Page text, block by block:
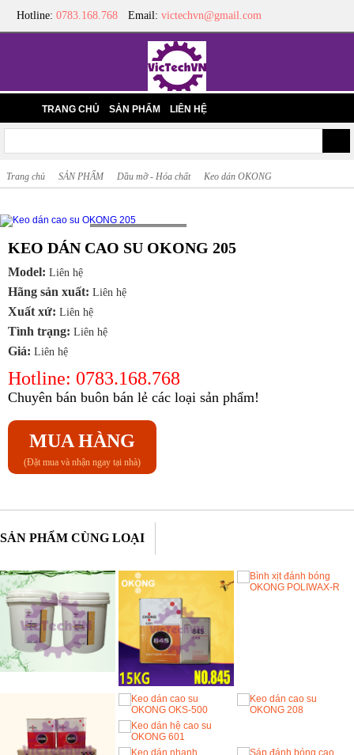
Hotline: 0783.168.768 Email: victechvn@gmail.com
TRANG CHỦ SẢN PHẨM LIÊN HỆ
Trang chủ SẢN PHẨM Dầu mỡ - Hóa chất Keo dán OKONG
KEO DÁN CAO SU OKONG 205
Model: Liên hệ
Hãng sản xuất: Liên hệ
Xuất xứ: Liên hệ
Tình trạng: Liên hệ
Giá: Liên hệ
Hotline: 0783.168.768
Chuyên bán buôn bán lẻ các loại sản phẩm!
MUA HÀNG
(Đặt mua và nhận ngay tại nhà)
SẢN PHẨM CÙNG LOẠI